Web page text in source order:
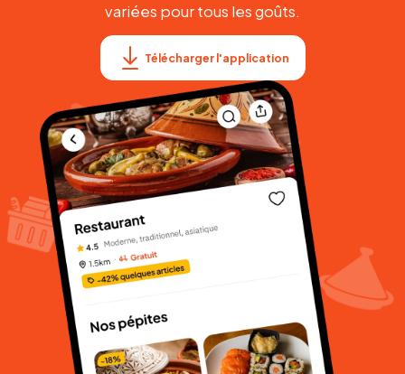
variées pour tous les goûts.
Télécharger l'application